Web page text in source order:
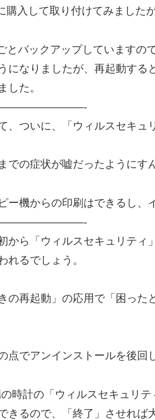
購入して取り付けてみました
とバックアップしていますの
になりましたが、再起動す
した。
、ついに、「ウィルスセキュ
での症状が嘘だったようにす
ー機からの印刷はできるし、
から「ウィルスセキュリテ
れるでしょう。
の再起動」の応用で「困った
点でアンインストールを後回
時計の「ウィルスセキュリ
きるので、「終了」させれば